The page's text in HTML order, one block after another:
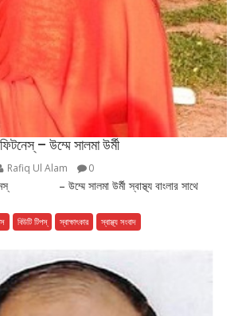
– উম্মে সালমা উর্মী
Rafiq Ul Alam 0
– উম্মে সালমা উর্মী স্বাস্থ্য বাংলার সাথে
বিউটি টিপস্ স্বাক্ষাৎকার স্বাস্থ্য সংবাদ